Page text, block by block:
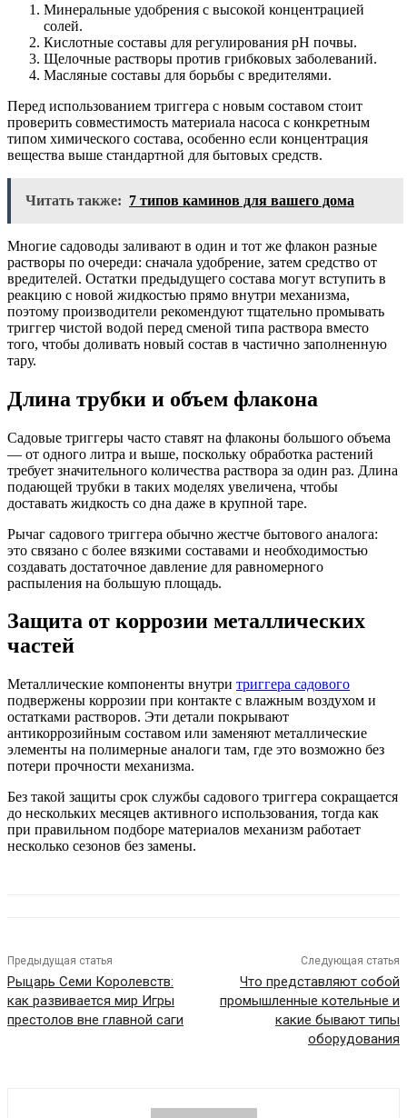
Минеральные удобрения с высокой концентрацией
солей.
Кислотные составы для регулирования pH почвы.
Щелочные растворы против грибковых заболеваний.
Масляные составы для борьбы с вредителями.
Перед использованием триггера с новым составом стоит
проверить совместимость материала насоса с конкретным
типом химического состава, особенно если концентрация
вещества выше стандартной для бытовых средств.
Читать также: 7 типов каминов для вашего дома
Многие садоводы заливают в один и тот же флакон разные
растворы по очереди: сначала удобрение, затем средство от
вредителей. Остатки предыдущего состава могут вступить в
реакцию с новой жидкостью прямо внутри механизма,
поэтому производители рекомендуют тщательно промывать
триггер чистой водой перед сменой типа раствора вместо
того, чтобы доливать новый состав в частично заполненную
тару.
Длина трубки и объем флакона
Садовые триггеры часто ставят на флаконы большого объема
— от одного литра и выше, поскольку обработка растений
требует значительного количества раствора за один раз. Длина
подающей трубки в таких моделях увеличена, чтобы
доставать жидкость со дна даже в крупной таре.
Рычаг садового триггера обычно жестче бытового аналога:
это связано с более вязкими составами и необходимостью
создавать достаточное давление для равномерного
распыления на большую площадь.
Защита от коррозии металлических
частей
Металлические компоненты внутри триггера садового
подвержены коррозии при контакте с влажным воздухом и
остатками растворов. Эти детали покрывают
антикоррозийным составом или заменяют металлические
элементы на полимерные аналоги там, где это возможно без
потери прочности механизма.
Без такой защиты срок службы садового триггера сокращается
до нескольких месяцев активного использования, тогда как
при правильном подборе материалов механизм работает
несколько сезонов без замены.
Предыдущая статья
Рыцарь Семи Королевств:
как развивается мир Игры
престолов вне главной саги
Следующая статья
Что представляют собой
промышленные котельные и
какие бывают типы
оборудования